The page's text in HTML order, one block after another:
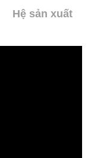
Hệ sản xuất